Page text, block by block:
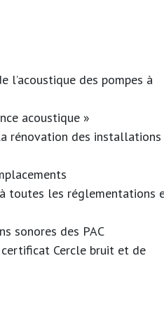
l’acoustique des pompes à
acoustique »
rénovation des
toutes les réglementations
sonores des PAC
Cercle bruit et de